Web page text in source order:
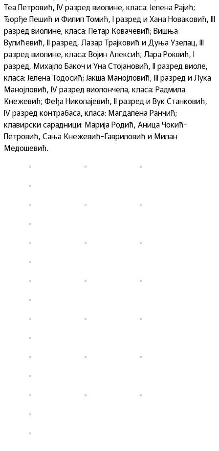
Теа Петровић, IV разред виолине, класа: Јелена Рајић;
Ђорђе Пешић и Филип Томић, I разред и Хана Новаковић, III
разред виолине, класа: Петар Ковачевић; Вишња
Вулићевић, II разред, Лазар Трајковић и Дуња Узелац, III
разред виолине, класа: Војин Алексић; Лара Роквић, I
разред, Михајло Бакоч и Уна Стојановић, II разред виоле,
класа: Јелена Тодосић; Јакша Манојловић, III разред и Лука
Манојловић, IV разред виолончела, класа: Радмила
Кнежевић; Феђа Николајевић, II разред и Вук Станковић,
IV разред контрабаса, класа: Магдалена Ранчић;
клавирски сарадници: Марија Родић, Аница Чокић-
Петровић, Сања Кнежевић-Гавриловић и Милан
Медошевић.